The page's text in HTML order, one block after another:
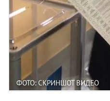
ФОТО: СКРИНШОТ ВИДЕО